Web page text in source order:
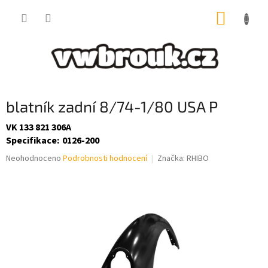
blatník zadní 8/74-1/80 USA P
VK 133 821 306A
Specifikace: 0126-200
Průměrné
Neohodnoceno Podrobnosti hodnocení Značka: RHIBO